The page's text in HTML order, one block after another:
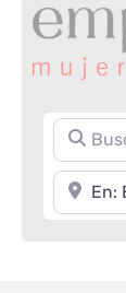
Buscar
Cerca de